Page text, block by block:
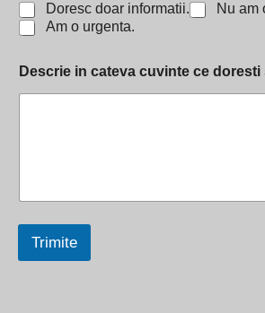
Doresc doar informatii.
Nu am
Am o urgenta.
Descrie in cateva cuvinte ce doresti
Trimite